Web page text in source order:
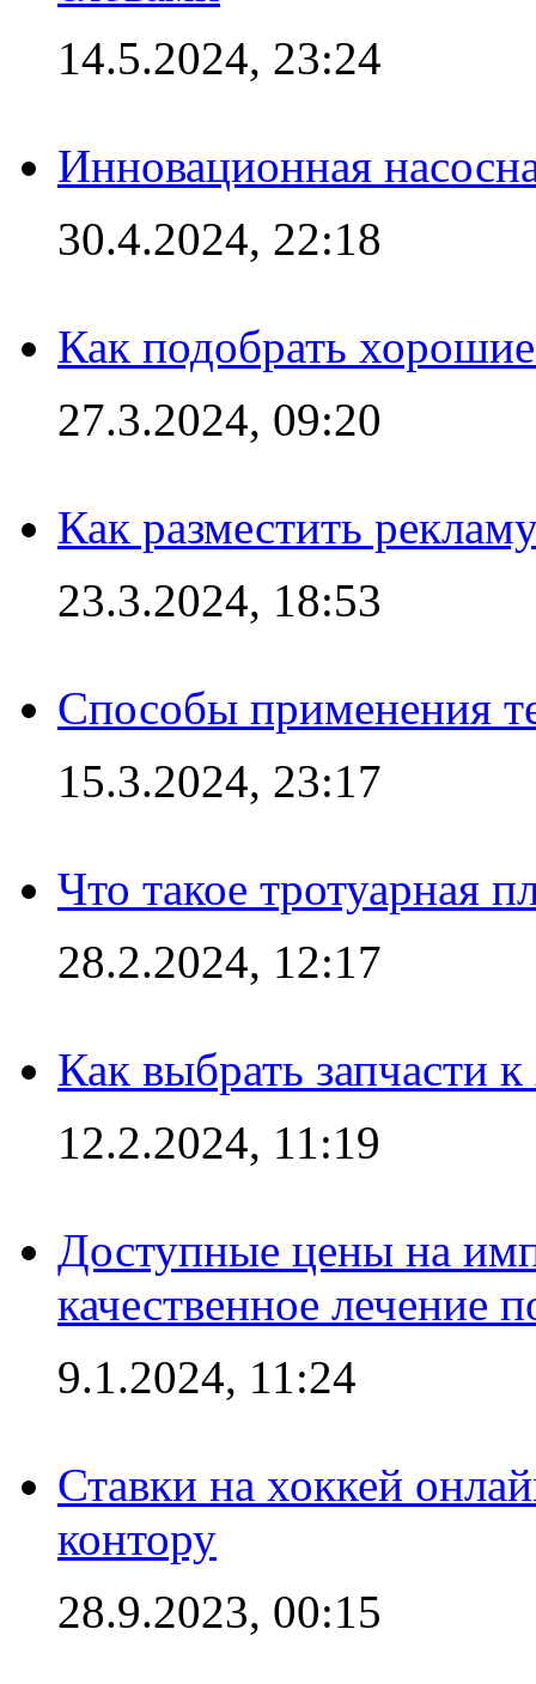
14.5.2024, 23:24
Инновационная
30.4.2024, 22:18
Как подобрать
27.3.2024, 09:20
Как разместить
23.3.2024, 18:53
Способы применения
15.3.2024, 23:17
Что такое тротуарная
28.2.2024, 12:17
Как выбрать запчасти
12.2.2024, 11:19
Доступные цены на
качественное лечение
9.1.2024, 11:24
Ставки на хоккей
контору
28.9.2023, 00:15